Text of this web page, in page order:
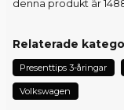
denna produkt är
Relaterade
Presenttips 3-åringar
Volkswagen